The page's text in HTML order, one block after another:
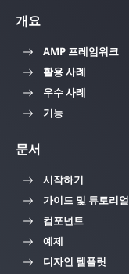
개요
AMP 프레임워크
활용 사례
우수 사례
기능
문서
시작하기
가이드 및 튜토리얼
컴포넌트
예제
디자인 템플릿